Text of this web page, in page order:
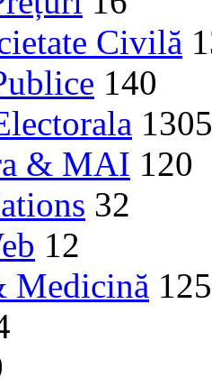
Civilă
140
1305
& MAI 120
32
12
Medicină 125